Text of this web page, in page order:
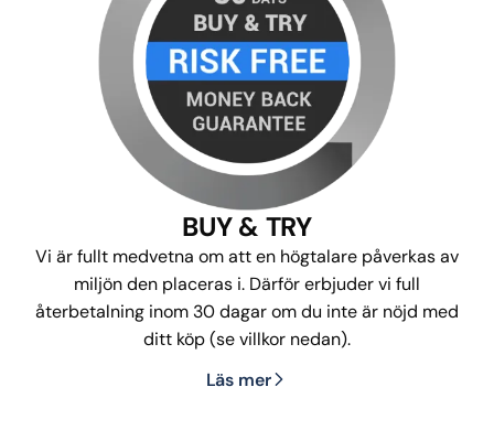
BUY & TRY
Vi är fullt medvetna om att en högtalare påverkas av
miljön den placeras i. Därför erbjuder vi full
återbetalning inom 30 dagar om du inte är nöjd med
ditt köp (se villkor nedan).
Läs mer